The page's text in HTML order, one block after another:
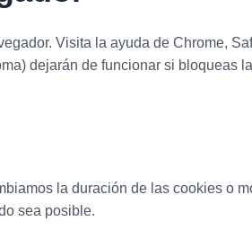
Visita la ayuda de Chrome,
dejarán de funcionar si bloqueas
la duración de las cookies o
sea posible.